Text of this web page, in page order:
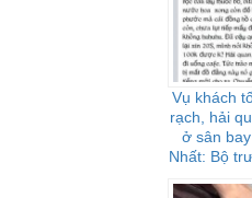
Vụ khách
rạch, hải
ở sân
Nhất: Bộ